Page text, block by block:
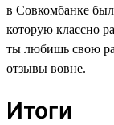
в Совкомбанке
которую классно
ты любишь свою
отзывы вовне.
Итоги